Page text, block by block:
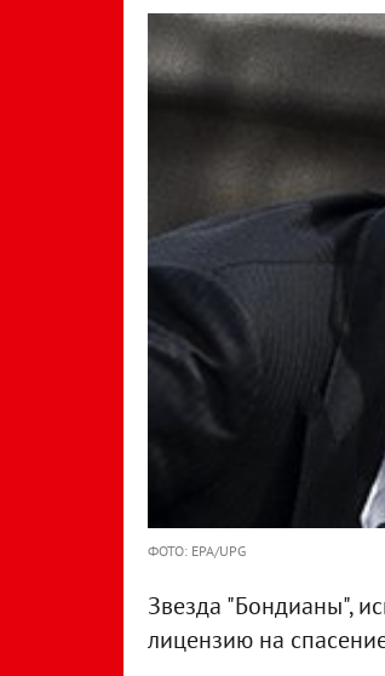
ФОТО: EPA/UPG
Звезда "Бондианы",
лицензию на